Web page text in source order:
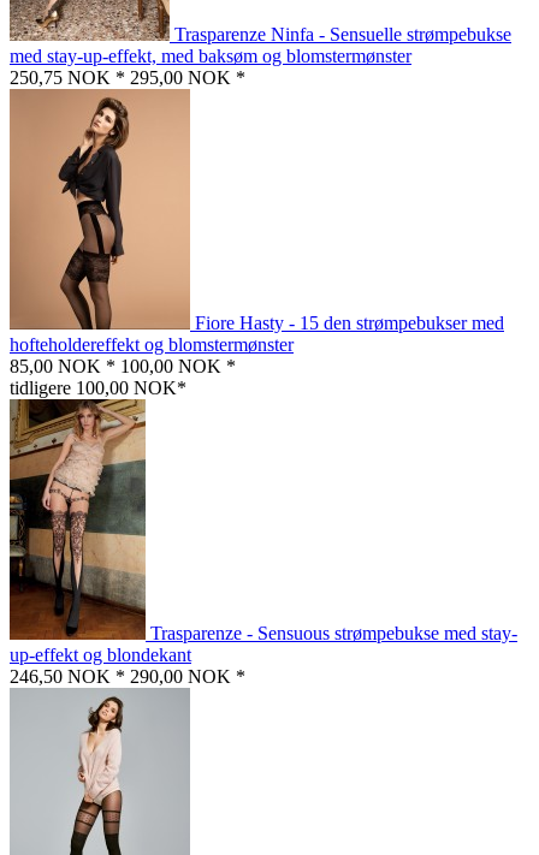
Trasparenze Ninfa - Sensuelle strømpebukse
med stay-up-effekt, med baksøm og blomstermønster
250,75 NOK * 295,00 NOK *
Fiore Hasty - 15 den strømpebukser med
hofteholdereffekt og blomstermønster
85,00 NOK * 100,00 NOK *
tidligere 100,00 NOK*
Trasparenze - Sensuous strømpebukse med stay-
up-effekt og blondekant
246,50 NOK * 290,00 NOK *